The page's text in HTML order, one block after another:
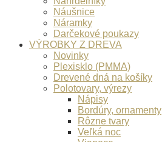
Náušnice
Náramky
Darčekové poukazy
VÝROBKY Z DREVA
Novinky
Plexisklo (PMMA)
Drevené dná na košíky
Polotovary, výrezy
Nápisy
Bordúry, ornamenty
Rôzne tvary
Veľká noc